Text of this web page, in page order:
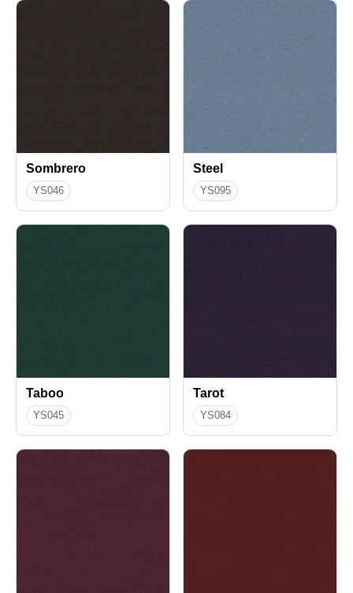
Sombrero
YS046
Steel
YS095
Taboo
YS045
Tarot
YS084